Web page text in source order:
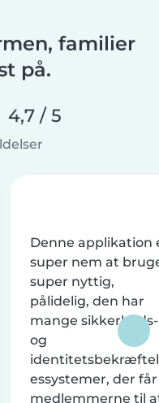
familier
på.
4,7 / 5
Denne applikation
super nem at
super nyttig,
pålidelig, den har
mange sikkerheds-
og
essystemer, der får
medlemmerne til